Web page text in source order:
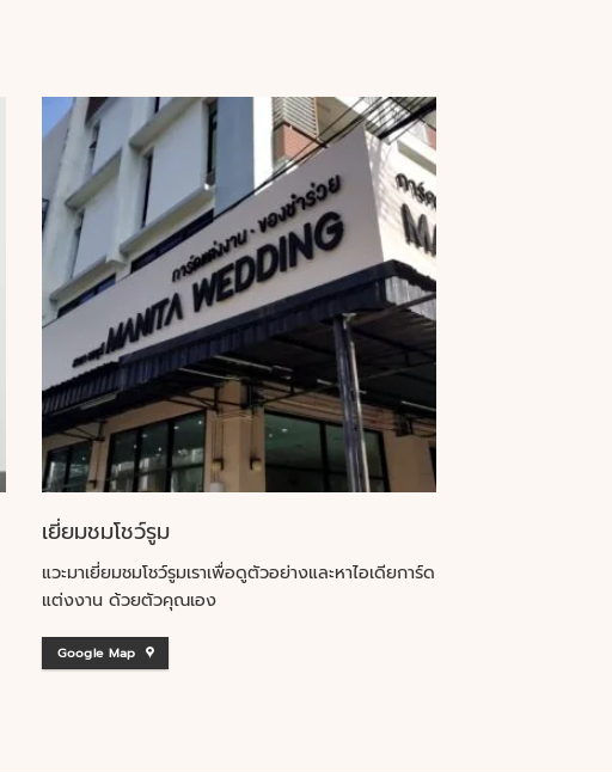
เยี่ยมชมโชว์รูม
แวะมาเยี่ยมชมโชว์รูมเราเพื่อดูตัวอย่างและหาไอเดียการ์ด
แต่งงาน ด้วยตัวคุณเอง
Google Map